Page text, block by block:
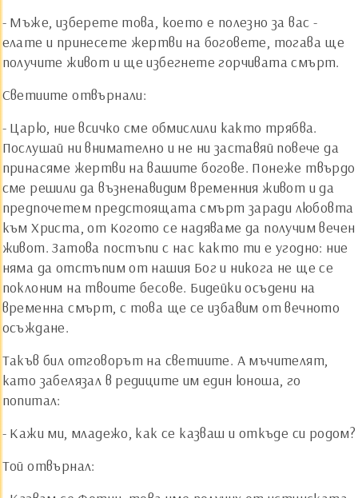
- Мъже, изберете това, което е полезно за вас -
елате и принесете жертви на боговете, тогава ще
получите живот и ще избегнете горчивата смърт.
Светиите отвърнали:
- Царю, ние всичко сме обмислили както трябва.
Послушай ни внимателно и не ни заставяй повече да
принасяме жертви на вашите богове. Понеже твърдо
сме решили да възненавидим временния живот и да
предпочетем предстоящата смърт заради любовта
към Христа, от Когото се надяваме да получим вечен
живот. Затова постъпи с нас както ти е угодно: ние
няма да отстъпим от нашия Бог и никога не ще се
поклоним на твоите бесове. Бидейки осъдени на
временна смърт, с това ще се избавим от вечното
осъждане.
Такъв бил отговорът на светиите. А мъчителят,
като забелязал в редиците им един юноша, го
попитал:
- Кажи ми, младежо, как се казваш и откъде си родом?
Той отвърнал: